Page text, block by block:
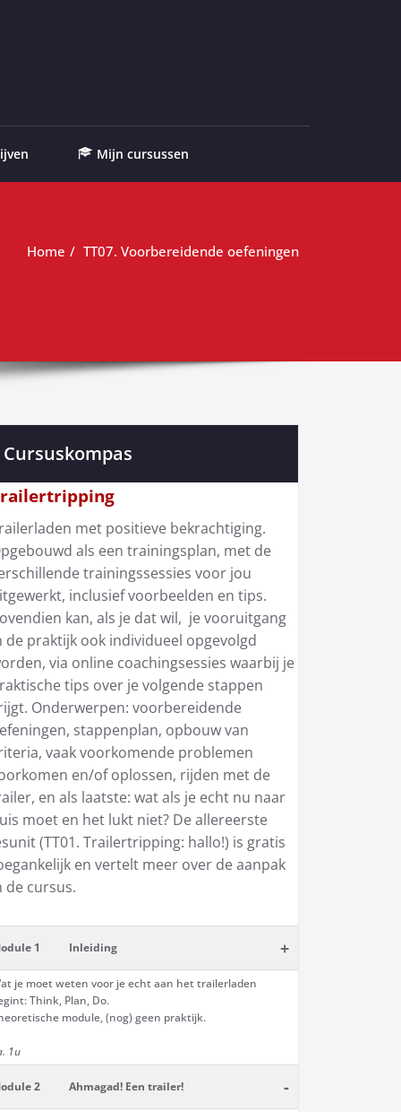
Mijn cursussen
Home TT07. Voorbereidende oefeningen
Cursuskompas
met positieve bekrachtiging.
als een trainingsplan, met de
trainingssessies voor jou
inclusief voorbeelden en tips.
kan, als je dat wil, je vooruitgang
de praktijk ook individueel opgevolgd
via online coachingsessies waarbij je
tips over je volgende stappen
Onderwerpen: voorbereidende
stappenplan, opbouw van
vaak voorkomende problemen
en/of oplossen, rijden met de
en als laatste: wat als je echt nu naar
moet en het lukt niet? De allereerste
(TT01. Trailertripping: hallo!) is gratis
en vertelt meer over de aanpak
de cursus.
1 Inleiding +
je moet weten voor je echt aan het trailerladen
Think, Plan, Do.
module, (nog) geen praktijk.
1u
2 Ahmagad! Een trailer! -